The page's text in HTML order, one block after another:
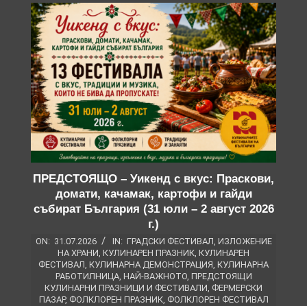
ПРЕДСТОЯЩО – Уикенд с вкус: Праскови,
домати, качамак, картофи и гайди
събират България (31 юли – 2 август 2026
г.)
ON: 31.07.2026 IN: ГРАДСКИ ФЕСТИВАЛ, ИЗЛОЖЕНИЕ
НА ХРАНИ, КУЛИНАРЕН ПРАЗНИК, КУЛИНАРЕН
ФЕСТИВАЛ, КУЛИНАРНА ДЕМОНСТРАЦИЯ, КУЛИНАРНА
РАБОТИЛНИЦА, НАЙ-ВАЖНОТО, ПРЕДСТОЯЩИ
КУЛИНАРНИ ПРАЗНИЦИ И ФЕСТИВАЛИ, ФЕРМЕРСКИ
ПАЗАР, ФОЛКЛОРЕН ПРАЗНИК, ФОЛКЛОРЕН ФЕСТИВАЛ